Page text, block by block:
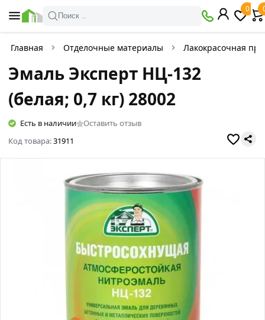
Поиск ..
0
Главная Отделочные материалы Лакокрасочная
Эмаль Эксперт НЦ-132
(белая; 0,7 кг) 28002
Есть в наличии
Оставить отзыв
Код товара:31911